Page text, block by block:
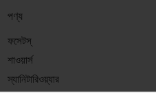
পণ্য
ফসেটস্
শাওয়ার্স
স্যানিটারিওয়্যার